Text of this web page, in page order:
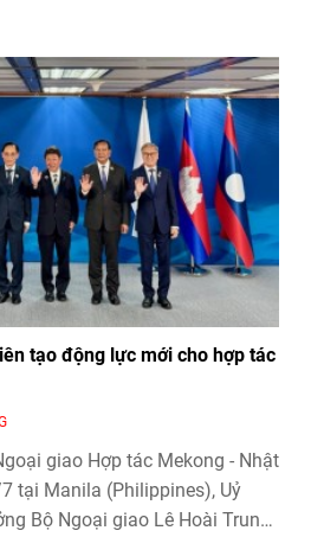
tạo động lực mới cho hợp tác
giao Hợp tác Mekong - Nhật
tại Manila (Philippines), Uỷ
Bộ Ngoại giao Lê Hoài Trung